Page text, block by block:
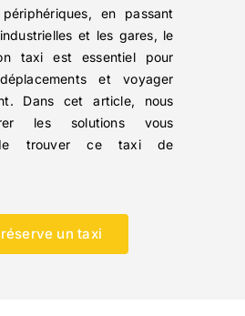
en passant
et les gares, le
taxi est essentiel pour
et voyager
Dans cet article, nous
les solutions vous
trouver ce taxi de
un taxi